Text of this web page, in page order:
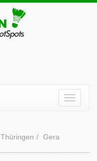
Thüringen
Gera